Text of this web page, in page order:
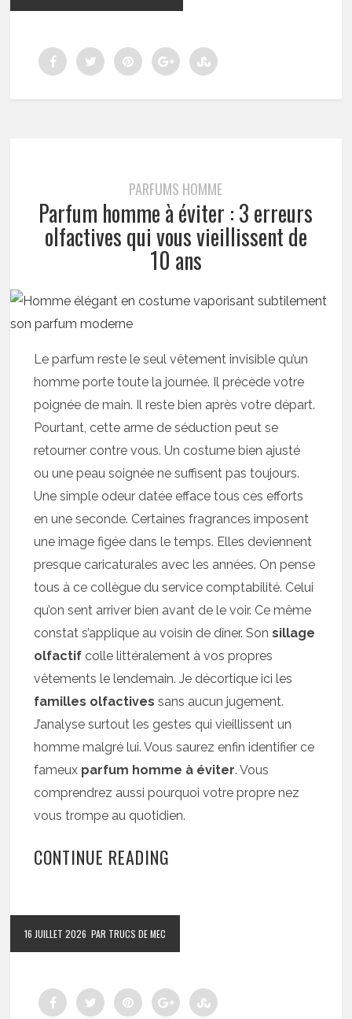
PARFUMS HOMME
Parfum homme à éviter : 3 erreurs
olfactives qui vous vieillissent de
10 ans
Le parfum reste le seul vêtement invisible qu’un
homme porte toute la journée. Il précède votre
poignée de main. Il reste bien après votre départ.
Pourtant, cette arme de séduction peut se
retourner contre vous. Un costume bien ajusté
ou une peau soignée ne suffisent pas toujours.
Une simple odeur datée efface tous ces efforts
en une seconde. Certaines fragrances imposent
une image figée dans le temps. Elles deviennent
presque caricaturales avec les années. On pense
tous à ce collègue du service comptabilité. Celui
qu’on sent arriver bien avant de le voir. Ce même
constat s’applique au voisin de dîner. Sonsillage
olfactif colle littéralement à vos propres
vêtements le lendemain. Je décortique ici les
familles olfactives sans aucun jugement.
J’analyse surtout les gestes qui vieillissent un
homme malgré lui. Vous saurez enfin identifier ce
fameux parfum homme à éviter. Vous
comprendrez aussi pourquoi votre propre nez
vous trompe au quotidien.
CONTINUE READING
16 JUILLET 2026 PAR TRUCS DE MEC